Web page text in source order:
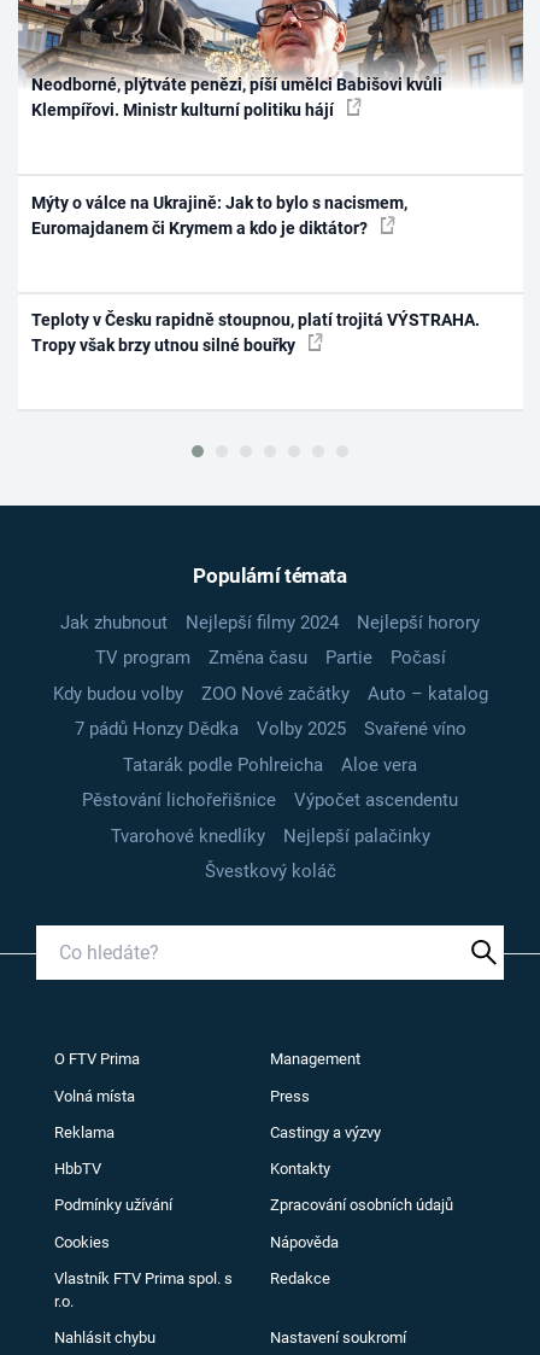
Neodborné, plýtváte penězi, píší umělci Babišovi kvůli
Klempířovi. Ministr kulturní politiku hájí
Mýty o válce na Ukrajině: Jak to bylo s nacismem,
Euromajdanem či Krymem a kdo je diktátor?
Teploty v Česku rapidně stoupnou, platí trojitá VÝSTRAHA.
Tropy však brzy utnou silné bouřky
Populární témata
Jak zhubnout Nejlepší filmy 2024
Nejlepší horory
TV program
Změna času Partie
Počasí
Kdy budou volby
ZOO Nové začátky
Auto – katalog
7 pádů Honzy Dědka
Volby 2025
Svařené víno
Tatarák podle Pohlreicha
Aloe vera
Pěstování lichořeřišnice
Výpočet ascendentu
Tvarohové knedlíky
Nejlepší palačinky
Švestkový koláč
O FTV Prima Management
Volná místa Press
Reklama Castingy a výzvy
HbbTV Kontakty
Podmínky užívání Zpracování osobních údajů
Cookies Nápověda
Vlastník FTV Prima spol. s
r.o.
Redakce
Nahlásit chybu Nastavení soukromí